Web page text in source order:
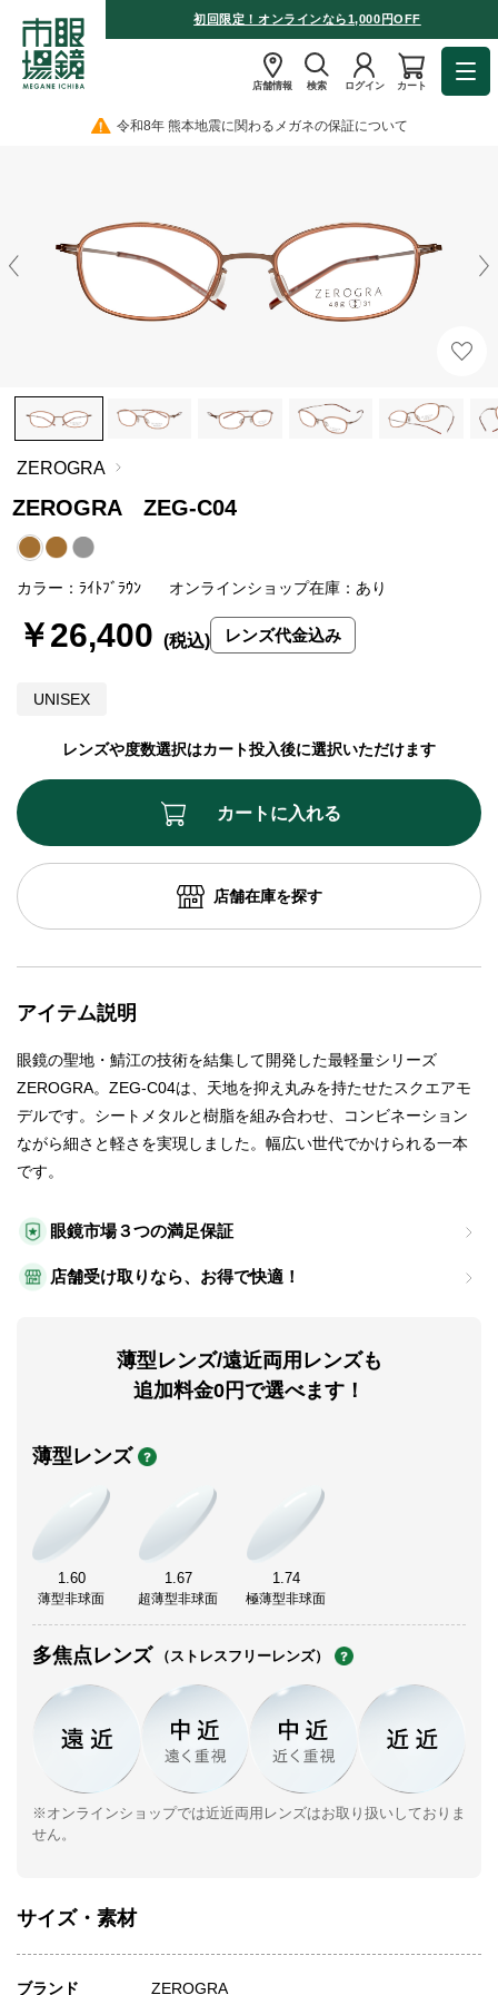
初回限定！オンラインなら1,000円OFF
店舗情報 検索 ログイン カート
令和8年 熊本地震に関わるメガネの保証について
ZEROGRA
ZEROGRA ZEG-C04
UNISEX
カラー：ﾗｲﾄﾌﾞﾗｳﾝ オンラインショップ在庫：あり
レンズや度数選択はカート投入後に選択いただけます
￥26,400 レンズ代金込み
眼鏡市場３つの満足保証
店舗受け取りなら、お得で快適！
薄型レンズ/遠近両用レンズも
追加料金0円で選べます！
薄型レンズ
1.60
薄型非球面
1.67
超薄型非球面
1.74
極薄型非球面
多焦点レンズ （ストレスフリーレンズ）
※オンラインショップでは近近両用レンズはお取り扱いしておりま
せん。
カートに入れる
店舗在庫を探す
アイテム説明
眼鏡の聖地・鯖江の技術を結集して開発した最軽量シリーズ
ZEROGRA。ZEG-C04は、天地を抑え丸みを持たせたスクエアモ
デルです。シートメタルと樹脂を組み合わせ、コンビネーション
ながら細さと軽さを実現しました。幅広い世代でかけられる一本
です。
サイズ・素材
ブランド ZEROGRA